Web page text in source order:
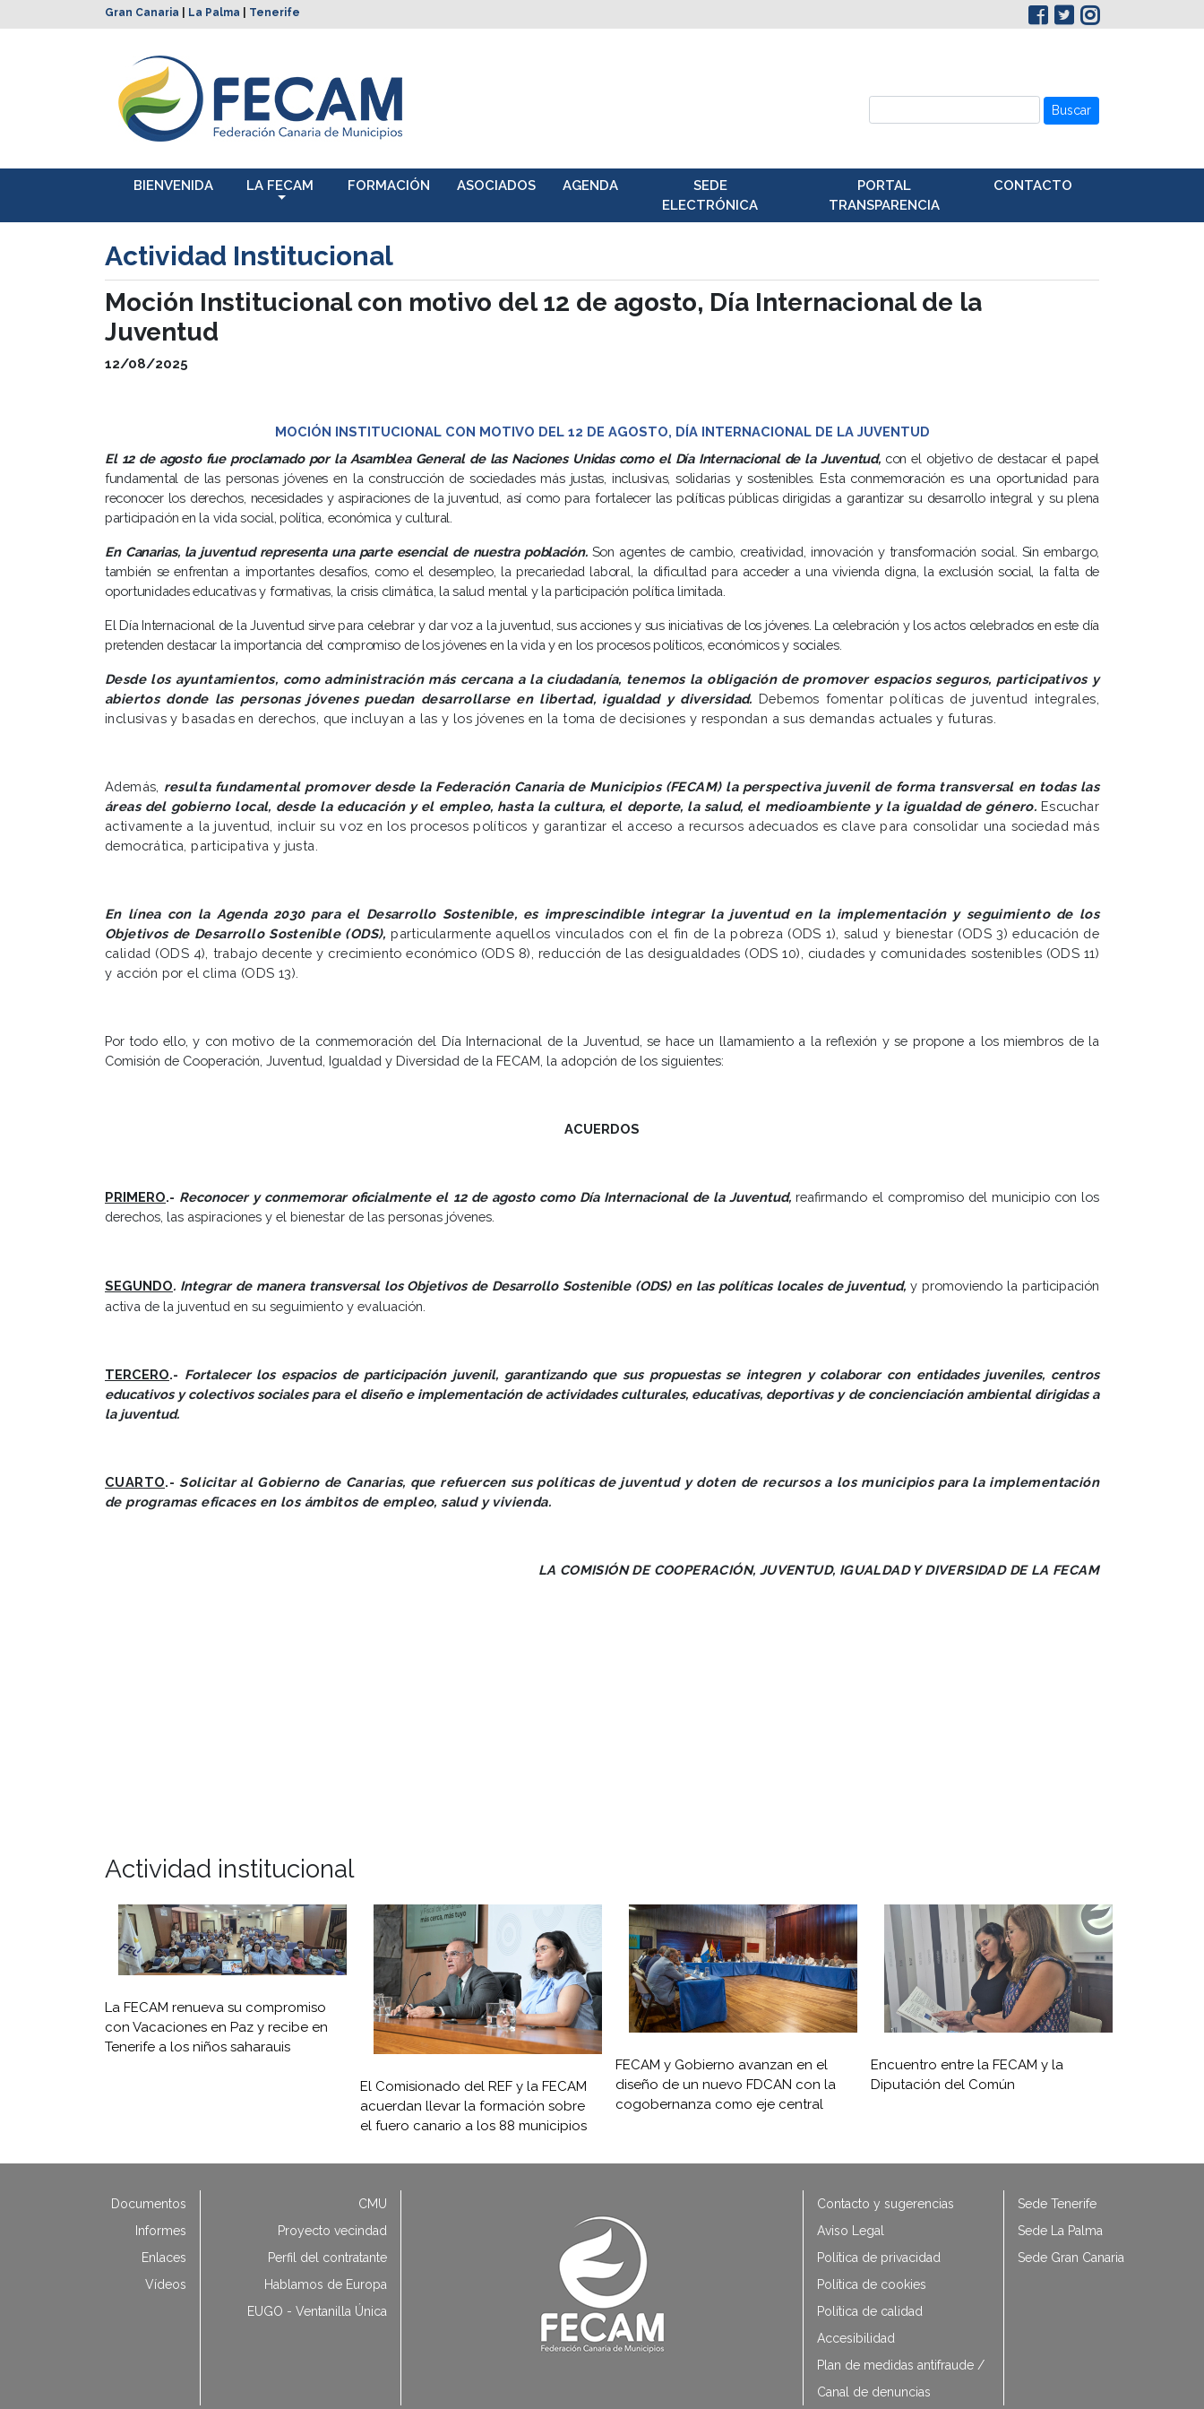
Gran Canaria La Palma Tenerife
Buscar
BIENVENIDA LA FECAM FORMACIÓN ASOCIADOS AGENDA
SEDE
ELECTRÓNICA
PORTAL
TRANSPARENCIA
CONTACTO
Actividad Institucional
Moción Institucional con motivo del 12 de agosto, Día Internacional de la
Juventud
12/08/2025
MOCIÓN INSTITUCIONAL CON MOTIVO DEL 12 DE AGOSTO, DÍA INTERNACIONAL DE LA JUVENTUD
El 12 de agosto fue proclamado por la Asamblea General de las Naciones Unidas como el Día Internacional de la Juventud,con el objetivo de destacar el papel
fundamental de las personas jóvenes en la construcción de sociedades más justas, inclusivas, solidarias y sostenibles. Esta conmemoración es una oportunidad para
reconocer los derechos, necesidades y aspiraciones de la juventud, así como para fortalecer las políticas públicas dirigidas a garantizar su desarrollo integral y su plena
participación en la vida social, política, económica y cultural.
En Canarias, la juventud representa una parte esencial de nuestra población.Son agentes de cambio, creatividad, innovación y transformación social. Sin embargo,
también se enfrentan a importantes desafíos, como el desempleo, la precariedad laboral, la dificultad para acceder a una vivienda digna, la exclusión social, la falta de
oportunidades educativas y formativas, la crisis climática, la salud mental y la participación política limitada.
El Día Internacional de la Juventud sirve para celebrar y dar voz a la juventud, sus acciones y sus iniciativas de los jóvenes. La celebración y los actos celebrados en este día
pretenden destacar la importancia del compromiso de los jóvenes en la vida y en los procesos políticos, económicos y sociales.
Desde los ayuntamientos, como administración más cercana a la ciudadanía, tenemos la obligación de promover espacios seguros, participativos y
abiertos donde las personas jóvenes puedan desarrollarse en libertad, igualdad y diversidad. Debemos fomentar políticas de juventud integrales,
inclusivas y basadas en derechos, que incluyan a las y los jóvenes en la toma de decisiones y respondan a sus demandas actuales y futuras.
Además, resulta fundamental promover desde la Federación Canaria de Municipios (FECAM) la perspectiva juvenil de forma transversal en todas las
áreas del gobierno local, desde la educación y el empleo, hasta la cultura, el deporte, la salud, el medioambiente y la igualdad de género. Escuchar
activamente a la juventud, incluir su voz en los procesos políticos y garantizar el acceso a recursos adecuados es clave para consolidar una sociedad más
democrática, participativa y justa.
En línea con la Agenda 2030 para el Desarrollo Sostenible, es imprescindible integrar la juventud en la implementación y seguimiento de los
Objetivos de Desarrollo Sostenible (ODS), particularmente aquellos vinculados con el fin de la pobreza (ODS 1), salud y bienestar (ODS 3) educación de
calidad (ODS 4), trabajo decente y crecimiento económico (ODS 8), reducción de las desigualdades (ODS 10), ciudades y comunidades sostenibles (ODS 11)
y acción por el clima (ODS 13).
Por todo ello, y con motivo de la conmemoración del Día Internacional de la Juventud, se hace un llamamiento a la reflexión y se propone a los miembros de la
Comisión de Cooperación, Juventud, Igualdad y Diversidad de la FECAM, la adopción de los siguientes:
ACUERDOS
PRIMERO.- Reconocer y conmemorar oficialmente el 12 de agosto como Día Internacional de la Juventud, reafirmando el compromiso del municipio con los
derechos, las aspiraciones y el bienestar de las personas jóvenes.
SEGUNDO. Integrar de manera transversal los Objetivos de Desarrollo Sostenible (ODS) en las políticas locales de juventud, y promoviendo la participación
activa de la juventud en su seguimiento y evaluación.
TERCERO.- Fortalecer los espacios de participación juvenil, garantizando que sus propuestas se integren y colaborar con entidades juveniles, centros
educativos y colectivos sociales para el diseño e implementación de actividades culturales, educativas, deportivas y de concienciación ambiental dirigidas a
la juventud.
CUARTO.-Solicitar al Gobierno de Canarias, que refuercen sus políticas de juventud y doten de recursos a los municipios para la implementación
de programas eficaces en los ámbitos de empleo, salud y vivienda.
LA COMISIÓN DE COOPERACIÓN, JUVENTUD, IGUALDAD Y DIVERSIDAD DE LA FECAM
Actividad institucional
La FECAM renueva su compromiso
con Vacaciones en Paz y recibe en
Tenerife a los niños saharauis
El Comisionado del REF y la FECAM
acuerdan llevar la formación sobre
el fuero canario a los 88 municipios
FECAM y Gobierno avanzan en el
diseño de un nuevo FDCAN con la
cogobernanza como eje central
Encuentro entre la FECAM y la
Diputación del Común
Documentos
Informes
Enlaces
Vídeos
CMU
Proyecto vecindad
Perfil del contratante
Hablamos de Europa
EUGO - Ventanilla Única
Contacto y sugerencias
Aviso Legal
Política de privacidad
Política de cookies
Política de calidad
Accesibilidad
Plan de medidas antifraude /
Canal de denuncias
Sede Tenerife
Sede La Palma
Sede Gran Canaria